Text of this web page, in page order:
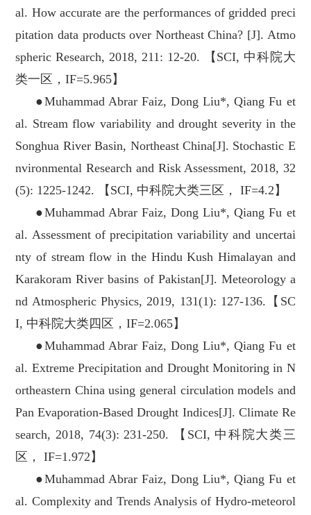
al. How accurate are the performances of gridded preci
pitation data products over Northeast China? [J]. Atmo
spheric Research, 2018, 211: 12-20. 【SCI, 中科院大
类一区，IF=5.965】
●Muhammad Abrar Faiz, Dong Liu*, Qiang Fu et
al. Stream flow variability and drought severity in the
Songhua River Basin, Northeast China[J]. Stochastic E
nvironmental Research and Risk Assessment, 2018, 32
(5): 1225-1242. 【SCI, 中科院大类三区， IF=4.2】
●Muhammad Abrar Faiz, Dong Liu*, Qiang Fu et
al. Assessment of precipitation variability and uncertai
nty of stream flow in the Hindu Kush Himalayan and
Karakoram River basins of Pakistan[J]. Meteorology a
nd Atmospheric Physics, 2019, 131(1): 127-136.【SC
I, 中科院大类四区，IF=2.065】
●Muhammad Abrar Faiz, Dong Liu*, Qiang Fu et
al. Extreme Precipitation and Drought Monitoring in N
ortheastern China using general circulation models and
Pan Evaporation-Based Drought Indices[J]. Climate Re
search, 2018, 74(3): 231-250. 【SCI, 中科院大类三
区， IF=1.972】
●Muhammad Abrar Faiz, Dong Liu*, Qiang Fu et
al. Complexity and Trends Analysis of Hydro-meteorol